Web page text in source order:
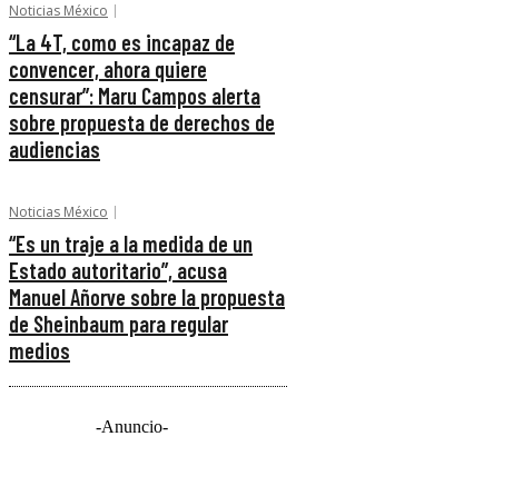
Noticias México
“La 4T, como es incapaz de
convencer, ahora quiere
censurar”: Maru Campos alerta
sobre propuesta de derechos de
audiencias
Noticias México
“Es un traje a la medida de un
Estado autoritario”, acusa
Manuel Añorve sobre la propuesta
de Sheinbaum para regular
medios
-Anuncio-